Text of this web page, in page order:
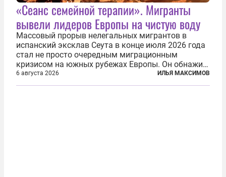
«Сеанс семейной терапии». Мигранты
вывели лидеров Европы на чистую воду
Массовый прорыв нелегальных мигрантов в
испанский эксклав Сеута в конце июля 2026 года
стал не просто очередным миграционным
кризисом на южных рубежах Европы. Он обнажил
фундаментальный раскол внутри Евросоюза,
продемонстрировав, что десятилетиями
6 августа 2026 ИЛЬЯ МАКСИМОВ